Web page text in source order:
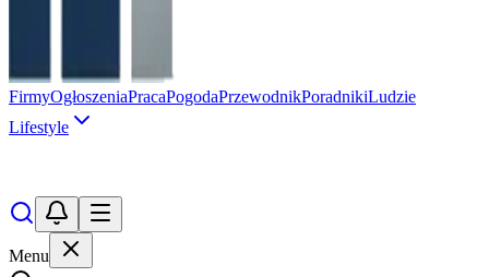
FirmyOgłoszeniaPracaPogodaPrzewodnikPoradnikiLudzie
Lifestyle
Menu